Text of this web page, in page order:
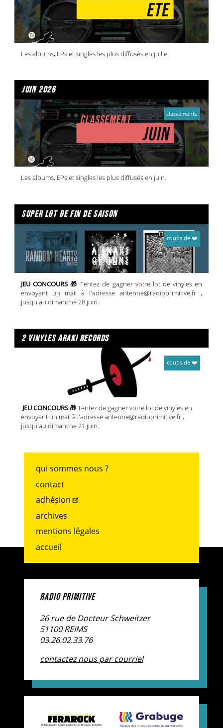
Les albums, EPs et singles les plus diffusés en juillet.
juin 2026
classements
Les albums, EPs et singles les plus diffusés en juin.
super lot de fin de saison
coups de ❤️
JEU CONCOURS 🎁Tentez de gagner votre lot de vinyles en
envoyant un mail à l'adresse antenne@radioprimitive.fr ,
jusqu'au dimanche 28 juin.
2 vinyles araki records
coups de ❤️
JEU CONCOURS 🎁Tentez de gagner votre lot de vinyles en
envoyant un mail à l'adresse antenne@radioprimitive.fr ,
jusqu'au dimanche 21 juin.
qui sommes nous ?
contact
adhésion
archives
mentions légales
accueil
RADIO PRIMITIVE
26 rue de Docteur Schweitzer
51100 REIMS
03.26.02.33.76
contactez nous par courriel